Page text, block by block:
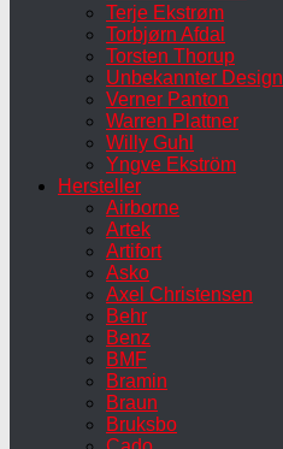
Terje Ekstrøm
Torbjørn Afdal
Torsten Thorup
Unbekannter
Verner Panton
Warren Plattner
Willy Guhl
Yngve Ekström
Hersteller
Airborne
Artek
Artifort
Asko
Axel Christensen
Behr
Benz
BMF
Bramin
Braun
Bruksbo